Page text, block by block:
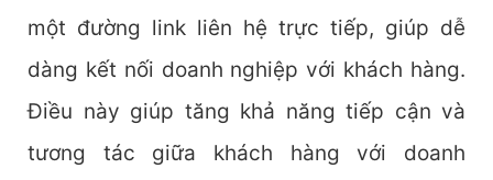
một đường link liên hệ trực tiếp, giúp dễ
dàng kết nối doanh nghiệp với khách hàng.
Điều này giúp tăng khả năng tiếp cận và
tương tác giữa khách hàng với doanh